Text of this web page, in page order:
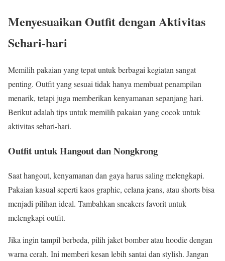
Menyesuaikan Outfit dengan Aktivitas
Sehari-hari
Memilih pakaian yang tepat untuk berbagai kegiatan sangat
penting. Outfit yang sesuai tidak hanya membuat penampilan
menarik, tetapi juga memberikan kenyamanan sepanjang hari.
Berikut adalah tips untuk memilih pakaian yang cocok untuk
aktivitas sehari-hari.
Outfit untuk Hangout dan Nongkrong
Saat hangout, kenyamanan dan gaya harus saling melengkapi.
Pakaian kasual seperti kaos graphic, celana jeans, atau shorts bisa
menjadi pilihan ideal. Tambahkan sneakers favorit untuk
melengkapi outfit.
Jika ingin tampil berbeda, pilih jaket bomber atau hoodie dengan
warna cerah. Ini memberi kesan lebih santai dan stylish. Jangan